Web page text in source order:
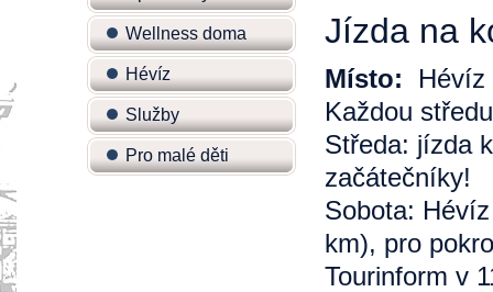
Wellness doma
Hévíz
Služby
Pro malé děti
Jízda na
Místo:
Hévíz
Každou
Středa: jízda
začátečníky!
Sobota:
km), pro
Tourinform v